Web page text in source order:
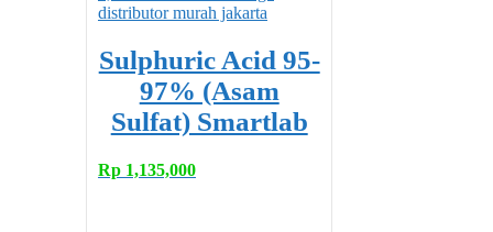
Sulphuric Acid 95-
97% (Asam
Sulfat) Smartlab
Rp 1,135,000